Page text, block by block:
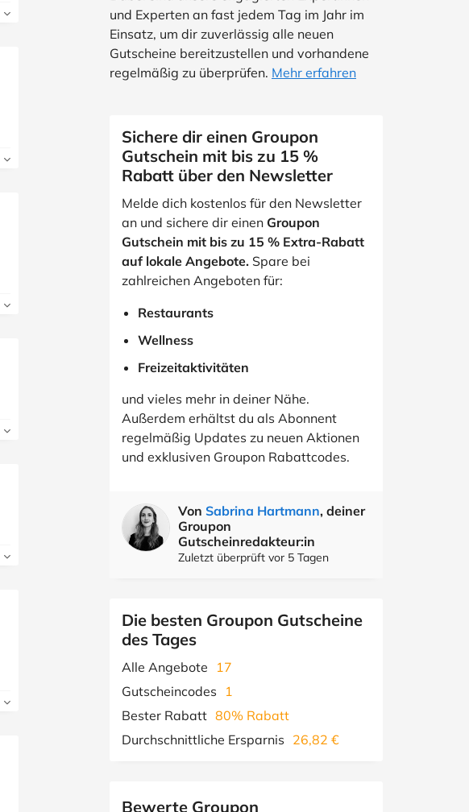
und Experten an fast jedem Tag im Jahr im
Einsatz, um dir zuverlässig alle neuen
Gutscheine bereitzustellen und vorhandene
regelmäßig zu überprüfen. Mehr erfahren
Sichere dir einen Groupon
Gutschein mit bis zu 15 %
Rabatt über den Newsletter
Melde dich kostenlos für den Newsletter
an und sichere dir einen Groupon
Gutschein mit bis zu 15 % Extra-Rabatt
auf lokale Angebote. Spare bei
zahlreichen Angeboten für:
Restaurants
Wellness
Freizeitaktivitäten
und vieles mehr in deiner Nähe.
Außerdem erhältst du als Abonnent
regelmäßig Updates zu neuen Aktionen
und exklusiven Groupon Rabattcodes.
Von Sabrina Hartmann, deiner
Groupon
Gutscheinredakteur:in
Zuletzt überprüft vor 5 Tagen
Die besten Groupon Gutscheine
des Tages
Alle Angebote
17
Gutscheincodes
1
Bester Rabatt 80% Rabatt
Durchschnittliche Ersparnis 26,82 €
Bewerte Groupon